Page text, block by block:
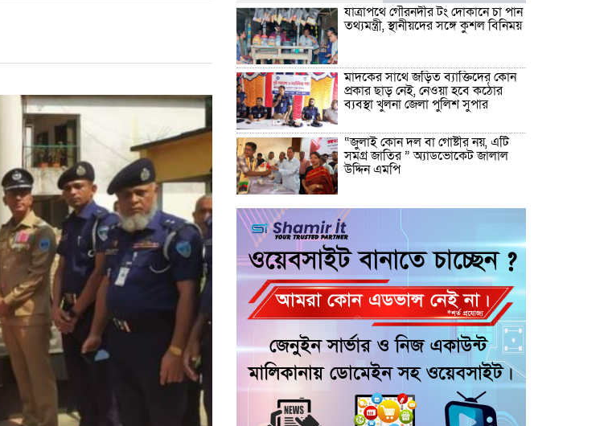
যাত্রাপথে গৌরনদীর টং দোকানে চা পান
তথ্যমন্ত্রী, স্থানীয়দের সঙ্গে কুশল বিনিময়
মাদকের সাথে জড়িত ব্যাক্তিদের কোন
প্রকার ছাড় নেই, নেওয়া হবে কঠোর
ব্যবস্থা খুলনা জেলা পুলিশ সুপার
“জুলাই কোন দল বা গোষ্টীর নয়, এটি
সমগ্র জাতির ” অ্যাডভোকেট জালাল
উদ্দিন এমপি
ধামরাইয়ে ট্রাক চাপায় মোটরসাইকেল
আরোহী পশু চিকিৎসক নিহত, আহত ৩
কয়রায় জুলাই ছাত্র গণঅভ্যুত্থানের ২য়
বার্ষিকী উপলক্ষে জামায়াতের দোয়া ও
গণমিছিল
জুলাই গণ-অভ্যুত্থান দিবসের অনুষ্ঠানে
গণঅধিকার পরিষদের নেতাকে হেনস্থার
অভিযোগ
গৌরনদীতে নিরাপদ অভিবাসন ও
দক্ষতা উন্নয়ন শীর্ষক সেমিনার অনুষ্ঠিত,